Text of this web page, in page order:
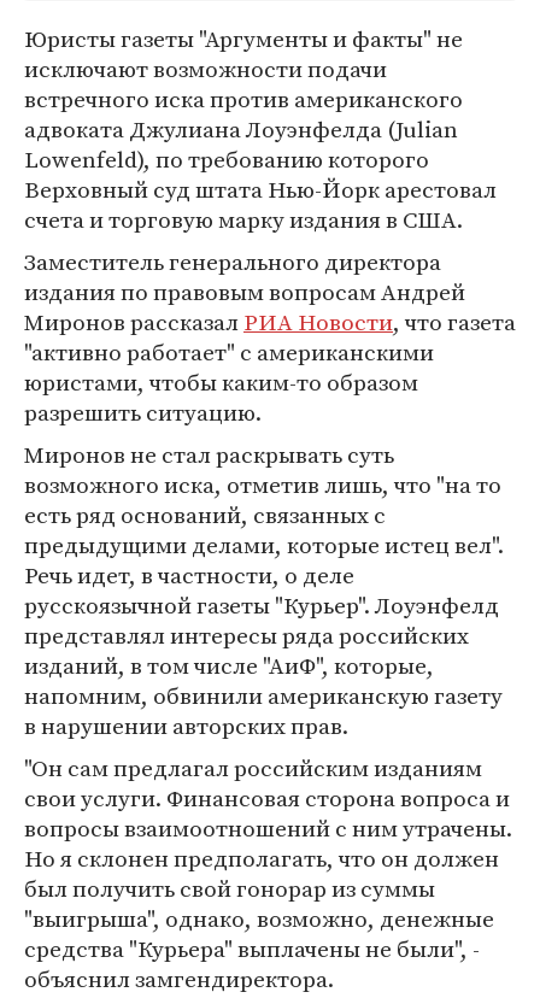
Юристы газеты "Аргументы и факты" не
исключают возможности подачи
встречного иска против американского
адвоката Джулиана Лоуэнфелда (Julian
Lowenfeld), по требованию которого
Верховный суд штата Нью-Йорк арестовал
счета и торговую марку издания в США.
Заместитель генерального директора
издания по правовым вопросам Андрей
Миронов рассказалРИА Новости, что газета
"активно работает" с американскими
юристами, чтобы каким-то образом
разрешить ситуацию.
Миронов не стал раскрывать суть
возможного иска, отметив лишь, что "на то
есть ряд оснований, связанных с
предыдущими делами, которые истец вел".
Речь идет, в частности, о деле
русскоязычной газеты "Курьер". Лоуэнфелд
представлял интересы ряда российских
изданий, в том числе "АиФ", которые,
напомним, обвинили американскую газету
в нарушении авторских прав.
"Он сам предлагал российским изданиям
свои услуги. Финансовая сторона вопроса и
вопросы взаимоотношений с ним утрачены.
Но я склонен предполагать, что он должен
был получить свой гонорар из суммы
"выигрыша", однако, возможно, денежные
средства "Курьера" выплачены не были", -
объяснил замгендиректора.